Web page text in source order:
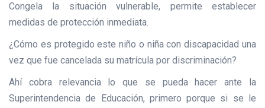
Congela la situación vulnerable, permite establecer
medidas de protección inmediata.
¿Cómo es protegido este niño o niña con discapacidad una
vez que fue cancelada su matrícula por discriminación?
Ahí cobra relevancia lo que se pueda hacer ante la
Superintendencia de Educación, primero porque si se le